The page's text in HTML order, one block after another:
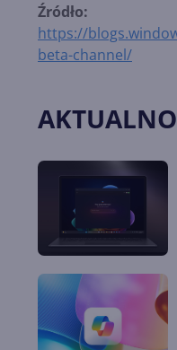
Źródło:
https://
beta-channel/